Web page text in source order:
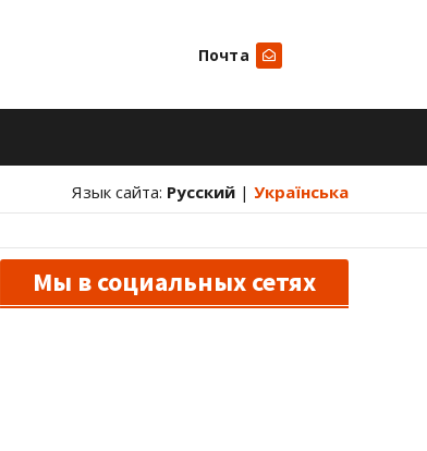
Почта
Язык сайта: Русский | Українська
Мы в социальных сетях